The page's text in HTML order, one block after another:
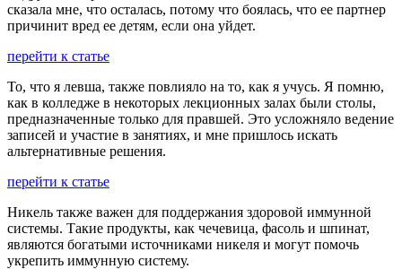
сказала мне, что осталась, потому что боялась, что ее партнер
причинит вред ее детям, если она уйдет.
перейти к статье
То, что я левша, также повлияло на то, как я учусь. Я помню,
как в колледже в некоторых лекционных залах были столы,
предназначенные только для правшей. Это усложняло ведение
записей и участие в занятиях, и мне пришлось искать
альтернативные решения.
перейти к статье
Никель также важен для поддержания здоровой иммунной
системы. Такие продукты, как чечевица, фасоль и шпинат,
являются богатыми источниками никеля и могут помочь
укрепить иммунную систему.